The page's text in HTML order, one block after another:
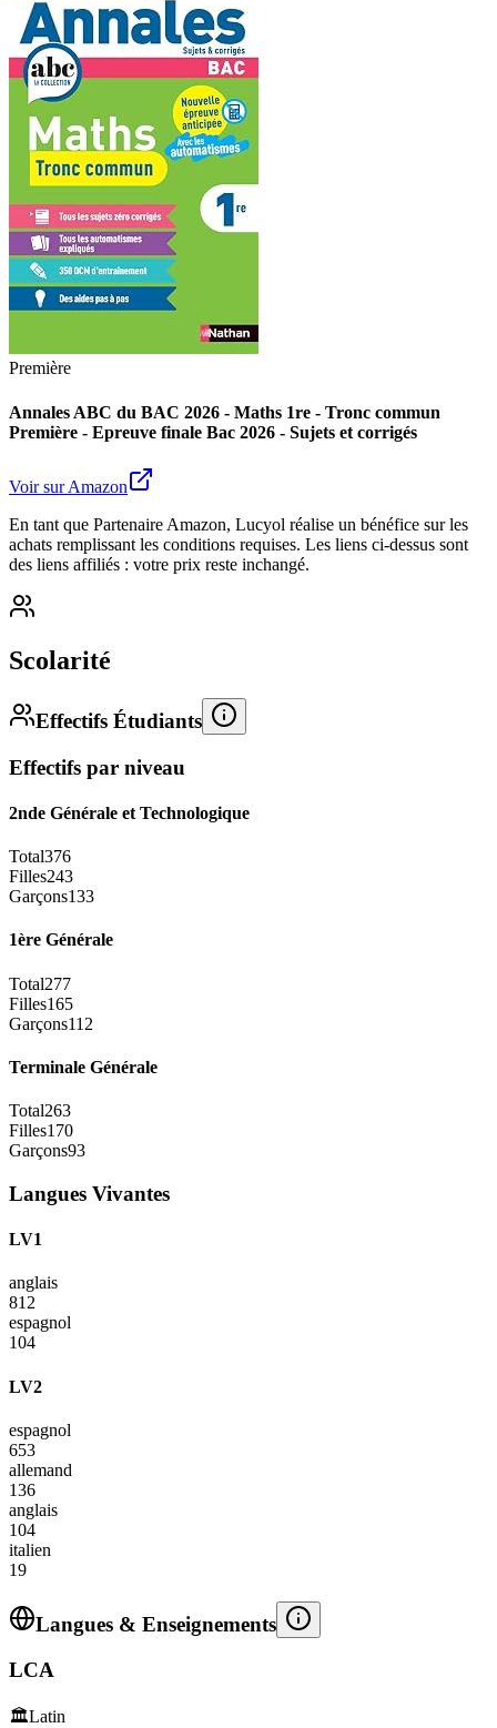
Première
Annales ABC du BAC 2026 - Maths 1re - Tronc commun
Première - Epreuve finale Bac 2026 - Sujets et corrigés
Voir sur Amazon
En tant que Partenaire Amazon, Lucyol réalise un bénéfice sur les
achats remplissant les conditions requises. Les liens ci-dessus sont
des liens affiliés : votre prix reste inchangé.
Scolarité
Effectifs Étudiants
Effectifs par niveau
2nde Générale et Technologique
Total376
Filles243
Garçons133
1ère Générale
Total277
Filles165
Garçons112
Terminale Générale
Total263
Filles170
Garçons93
Langues Vivantes
LV1
anglais
812
espagnol
104
LV2
espagnol
653
allemand
136
anglais
104
italien
19
Langues & Enseignements
LCA
🏛️Latin